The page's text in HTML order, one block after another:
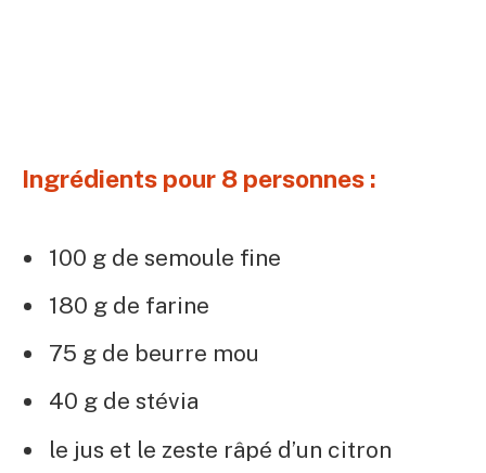
Ingrédients pour 8 personnes :
100 g de semoule fine
180 g de farine
75 g de beurre mou
40 g de stévia
le jus et le zeste râpé d’un citron